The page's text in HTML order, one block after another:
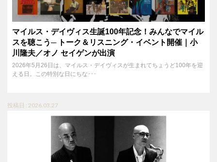
マイルス・デイヴィス生誕100年記念！みんなでマイル
スを聴こう─ トーク＆リスニング・イベント開催｜小
川隆夫／オノ セイゲンが出演
2026年5月26日は、マイルス・デイヴィスが生まれてちょうど100年を迎
える日。この特別な日にちな･･･
投稿日 : 2026.03.27